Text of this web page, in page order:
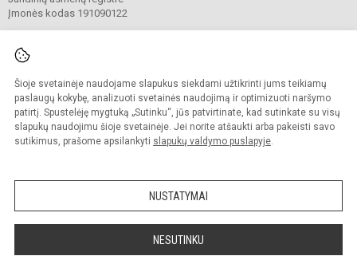
Šioje svetainėje naudojame slapukus siekdami užtikrinti jums teikiamų
paslaugų kokybę, analizuoti svetainės naudojimą ir optimizuoti naršymo
patirtį. Spustelėję mygtuką „Sutinku“, jūs patvirtinate, kad sutinkate su visų
slapukų naudojimu šioje svetainėje. Jei norite atšaukti arba pakeisti savo
sutikimus, prašome apsilankyti slapukų valdymo puslapyje.
NUSTATYMAI
NESUTINKU
Įmonės kodas 191090122
© 2021. Kauno r. Domeikavos gimnazija. Visos teisės saugomos.
Kopijuoti turinį be raštiško gimnazijos sutikimo griežtai draudžiama.
Prieinamumo paraiška Slapukų valdymas
Sumanus būdas atnaujinti